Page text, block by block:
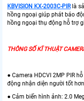
KBVISION KX-2003C-PIRlà
hồng ngoại giúp phát báo
hồng ngoại thụ động hỗ trợ
THÔNG SỐ KĨ THUẬT
● Camera HDCVI 2MP PIR
động nhận diện người tốt
● Cảm biến hình ảnh: 2.0